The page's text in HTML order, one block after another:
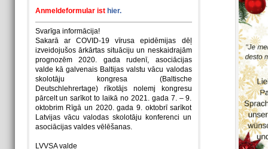
Anmeldeformular ist hier.
Svarīga informācija!
Sakarā ar COVID-19 vīrusa epidēmijas dēļ
izveidojušos ārkārtas situāciju un neskaidrajām
prognozēm 2020. gada rudenī, asociācijas
valde kā galvenais Baltijas valstu vācu valodas
skolotāju kongresa (Baltische
Deutschlehrertage) rīkotājs nolemj kongresu
pārcelt un sarīkot to laikā no 2021. gada 7. – 9.
oktobrim Rīgā un 2020. gada 9. oktobrī sarīkot
Latvijas vācu valodas skolotāju konferenci un
asociācijas valdes vēlēšanas.
LVVSA valde